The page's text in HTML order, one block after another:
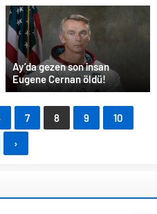
Ay’da gezen son insan
Eugene Cernan öldü!
7 8 9 10
›